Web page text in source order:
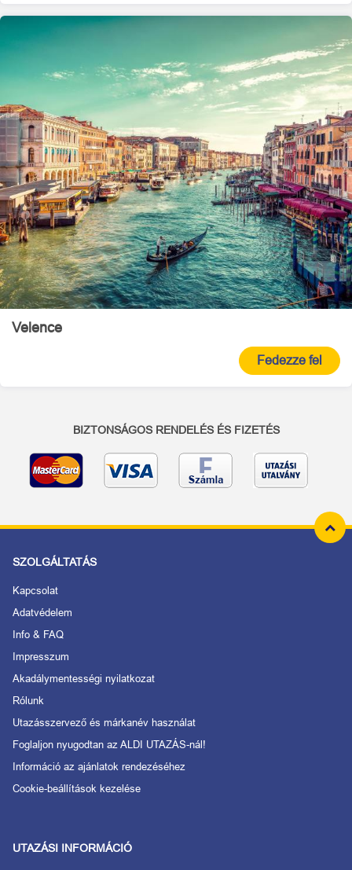
Velence
Fedezze fel
BIZTONSÁGOS RENDELÉS ÉS FIZETÉS
SZOLGÁLTATÁS
Kapcsolat
Adatvédelem
Info & FAQ
Impresszum
Akadálymentességi nyilatkozat
Rólunk
Utazásszervező és márkanév használat
Foglaljon nyugodtan az ALDI UTAZÁS-nál!
Információ az ajánlatok rendezéséhez
Cookie-beállítások kezelése
UTAZÁSI INFORMÁCIÓ